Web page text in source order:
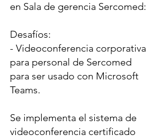
en Sala de gerencia Sercomed:
Desafíos:
- Videoconferencia corporativa
para personal de Sercomed
para ser usado con Microsoft
Teams.
Se implementa el sistema de
videoconferencia certificado